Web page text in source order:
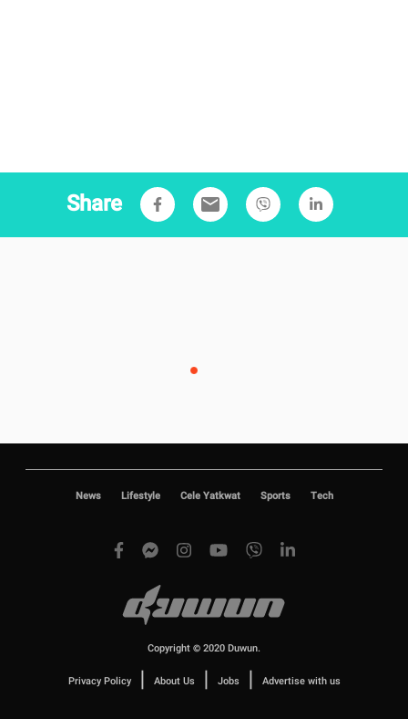
Share email
News Lifestyle Cele Yatkwat Sports Tech
Copyright © 2020 Duwun.
Privacy Policy | About Us | Jobs | Advertise with us